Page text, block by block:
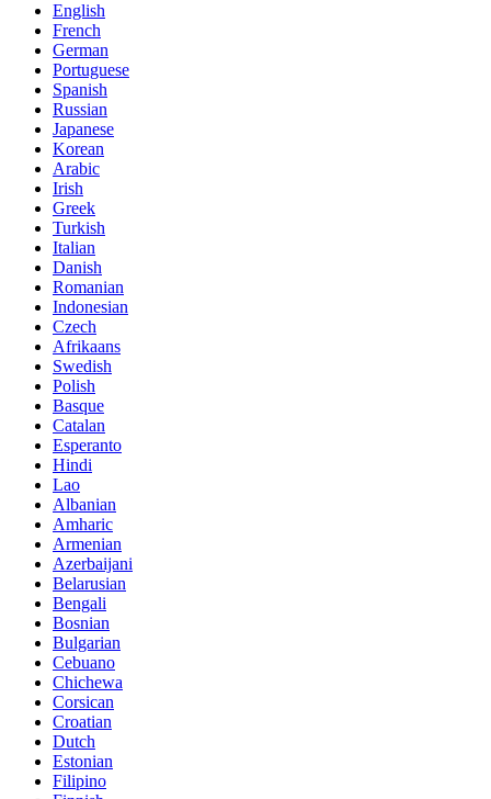
English
French
German
Portuguese
Spanish
Russian
Japanese
Korean
Arabic
Irish
Greek
Turkish
Italian
Danish
Romanian
Indonesian
Czech
Afrikaans
Swedish
Polish
Basque
Catalan
Esperanto
Hindi
Lao
Albanian
Amharic
Armenian
Azerbaijani
Belarusian
Bengali
Bosnian
Bulgarian
Cebuano
Chichewa
Corsican
Croatian
Dutch
Estonian
Filipino